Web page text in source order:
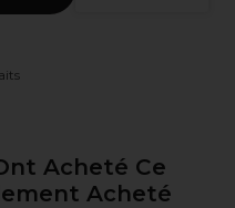
Acheté Ce
Acheté